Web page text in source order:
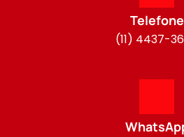
Telefone
(11) 4437-